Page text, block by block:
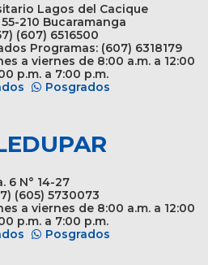
Lagos del Cacique
210 Bucaramanga
(607) 6516500
Programas: (607) 6318179
a viernes de 8:00 a.m. a 12:00
p.m. a 7:00 p.m.
Posgrados
6 N° 14-27
(605) 5730073
a viernes de 8:00 a.m. a 12:00
p.m. a 7:00 p.m.
Posgrados